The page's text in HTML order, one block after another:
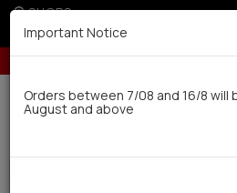
SHOPS
Up to 6 interest-free installments with credit
Delivery in 7-9 working
Important Notice
Orders between 7/08 and 16/8 will
August and above